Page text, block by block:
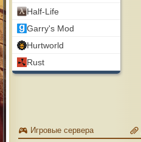
Half-Life
Garry's Mod
Hurtworld
Rust
Игровые сервера